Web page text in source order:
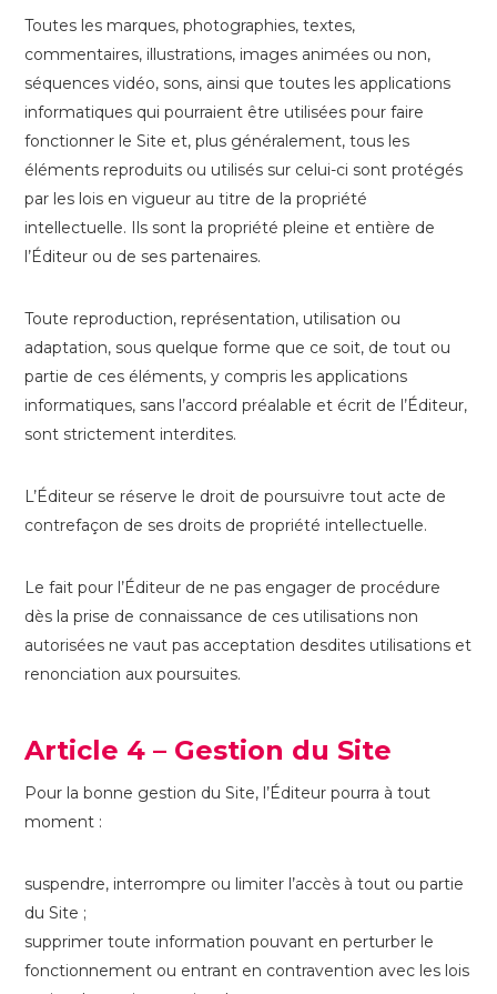
Toutes les marques, photographies, textes,
commentaires, illustrations, images animées ou non,
séquences vidéo, sons, ainsi que toutes les applications
informatiques qui pourraient être utilisées pour faire
fonctionner le Site et, plus généralement, tous les
éléments reproduits ou utilisés sur celui-ci sont protégés
par les lois en vigueur au titre de la propriété
intellectuelle. Ils sont la propriété pleine et entière de
l’Éditeur ou de ses partenaires.
Toute reproduction, représentation, utilisation ou
adaptation, sous quelque forme que ce soit, de tout ou
partie de ces éléments, y compris les applications
informatiques, sans l’accord préalable et écrit de l’Éditeur,
sont strictement interdites.
L’Éditeur se réserve le droit de poursuivre tout acte de
contrefaçon de ses droits de propriété intellectuelle.
Le fait pour l’Éditeur de ne pas engager de procédure
dès la prise de connaissance de ces utilisations non
autorisées ne vaut pas acceptation desdites utilisations et
renonciation aux poursuites.
Article 4 – Gestion du Site
Pour la bonne gestion du Site, l’Éditeur pourra à tout
moment :
suspendre, interrompre ou limiter l’accès à tout ou partie
du Site ;
supprimer toute information pouvant en perturber le
fonctionnement ou entrant en contravention avec les lois